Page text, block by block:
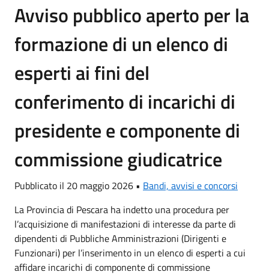
Avviso pubblico aperto per la
formazione di un elenco di
esperti ai fini del
conferimento di incarichi di
presidente e componente di
commissione giudicatrice
Pubblicato il 20 maggio 2026 • Bandi, avvisi e concorsi
La Provincia di Pescara ha indetto una procedura per
l’acquisizione di manifestazioni di interesse da parte di
dipendenti di Pubbliche Amministrazioni (Dirigenti e
Funzionari) per l’inserimento in un elenco di esperti a cui
affidare incarichi di componente di commissione